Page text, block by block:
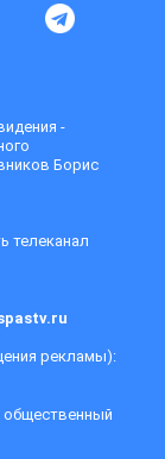
-
Борис
телеканал
рекламы):